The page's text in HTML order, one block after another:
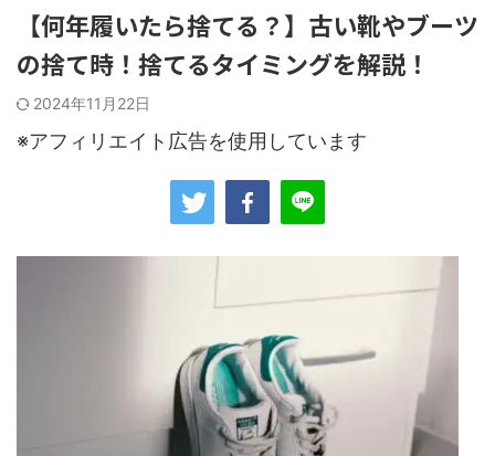
【何年履いたら捨てる？】古い靴やブーツ
の捨て時！捨てるタイミングを解説！
2024年11月22日
※アフィリエイト広告を使用しています